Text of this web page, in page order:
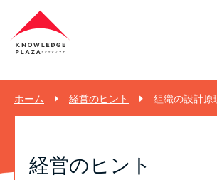
ホーム 経営のヒント 組織の設計原
経営のヒント